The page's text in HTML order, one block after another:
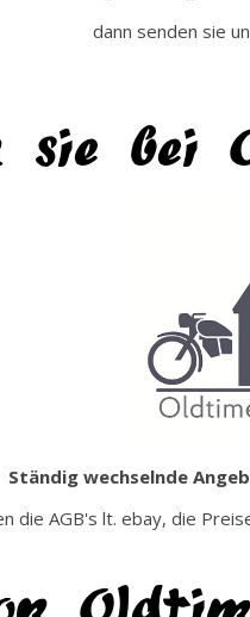
dann senden sie
sie bei
Ständig wechselnde
die AGB's lt. ebay, die